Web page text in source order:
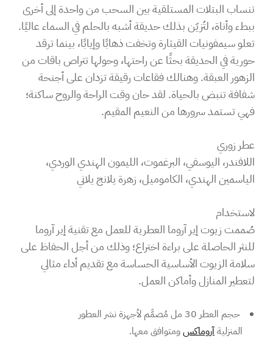
تنساب البتلات المستلقية بين السحب من واحدة إلى أخرى
ببطء وأناة، لتُزيّن بذلك حديقة أشبه بالحلم في السماء عاليًا.
تعلو سيمفونيات القيثارة وتخفت ذهابًا وإيابًا، بينما ترقد
حورية في الحديقة بحثًا عن راحتها، وحولها تتراص باقات من
الزهور العبقة. وهنالك فقاعات رقيقة تزدان على أجنحة
شفافة تنبض بالحياة. لقد حان وقت الراحة والروح ساكنة؛
فهي تستمد سرورها من النعيم المقيم.
عطر زوري
اللافندر، اليوسفي، البرغموت، الليمون الهندي الوردي،
الياسمين الهندي، الكاموميل، زهرة يلانج يلاني
لاستخدام
صُممت زيوت إير آروما العطرية للعمل مع تقنية إير آروما
للنثر الحاصلة على براءة اختراع؛ وذلك من أجل الحفاظ على
سلامة الزيوت الأساسية الحساسة مع تقديم أداء مثالي
لتعطير المنازل وأماكن العمل.
حجم العطر 30 مل مُصمَّم لأجهزة نشر العطور
المنزليةآروماكسومتوافق معها.